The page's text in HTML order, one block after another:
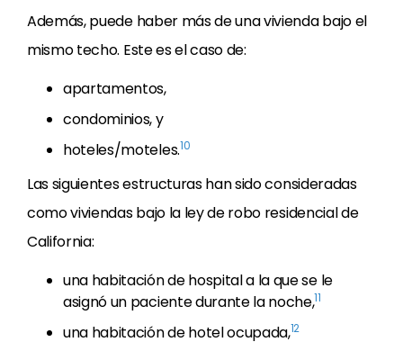
Además, puede haber más de una vivienda bajo el
mismo techo. Este es el caso de:
apartamentos,
condominios, y
hoteles/moteles.10
Las siguientes estructuras han sido consideradas
como viviendas bajo la ley de robo residencial de
California:
una habitación de hospital a la que se le
asignó un paciente durante la noche,11
una habitación de hotel ocupada,12